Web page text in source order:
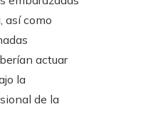
así como
actuar
la
de la